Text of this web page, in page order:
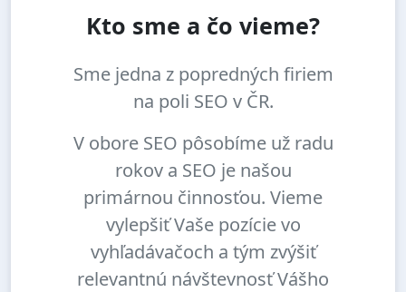
Kto sme a čo vieme?
Sme jedna z popredných firiem
na poli SEO v ČR.
V obore SEO pôsobíme už radu
rokov a SEO je našou
primárnou činnosťou. Vieme
vylepšiť Vaše pozície vo
vyhľadávačoch a tým zvýšiť
relevantnú návštevnosť Vášho